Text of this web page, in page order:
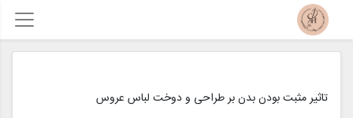
تاثیر مثبت بودن بدن بر طراحی و دوخت لباس عروس